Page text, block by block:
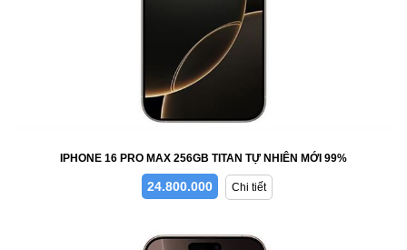
IPHONE 16 PRO MAX 256GB TITAN TỰ NHIÊN MỚI 99%
24.800.000 Chi tiết